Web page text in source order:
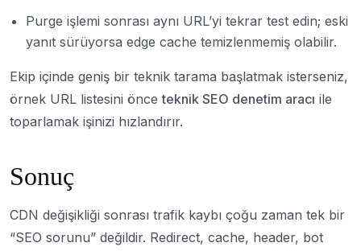
Purge işlemi sonrası aynı URL’yi tekrar test edin; eski
yanıt sürüyorsa edge cache temizlenmemiş olabilir.
Ekip içinde geniş bir teknik tarama başlatmak isterseniz,
örnek URL listesini önceteknik SEO denetim aracı ile
toparlamak işinizi hızlandırır.
Sonuç
CDN değişikliği sonrası trafik kaybı çoğu zaman tek bir
“SEO sorunu” değildir. Redirect, cache, header, bot